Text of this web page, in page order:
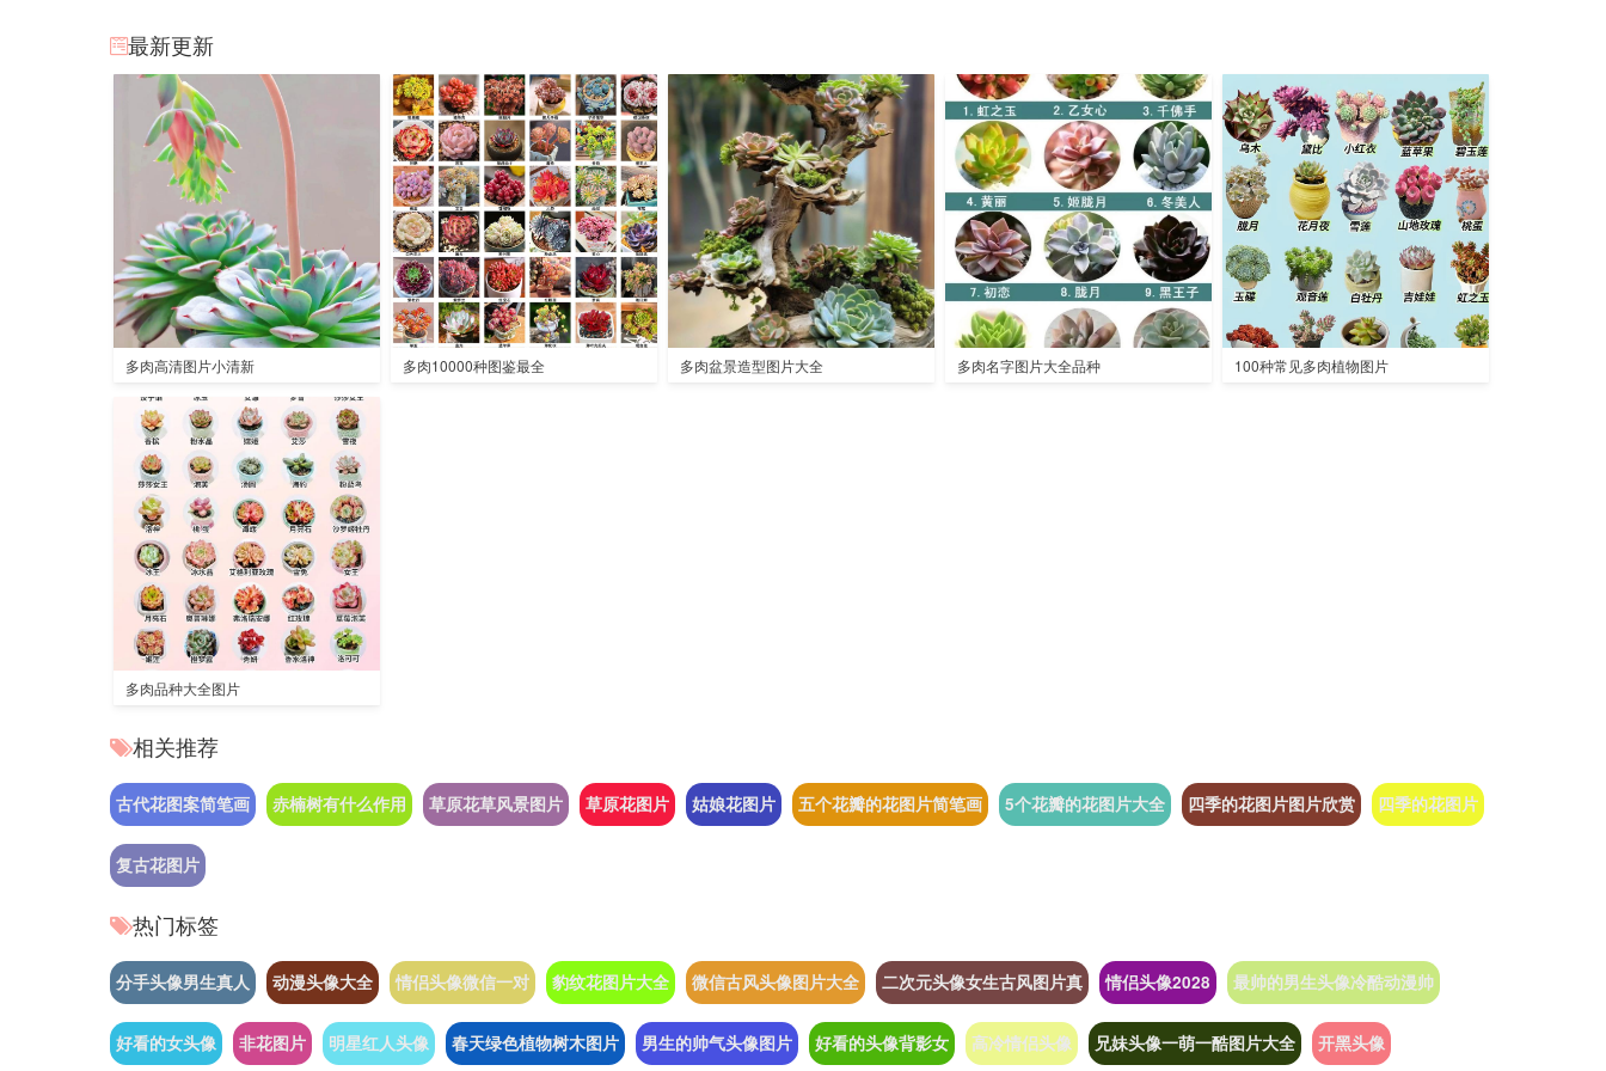
最新更新
多肉高清图片小清新 多肉10000种图鉴最全 多肉盆景造型图片大全 多肉名字图片大全品种 100种常见多肉植物图片
多肉品种大全图片
相关推荐
古代花图案简笔画 赤楠树有什么作用 草原花草风景图片 草原花图片 姑娘花图片 五个花瓣的花图片简笔画 5个花瓣的花图片大全 四季的花图片图片欣赏 四季的花图片
复古花图片
热门标签
分手头像男生真人 动漫头像大全 情侣头像微信一对 豹纹花图片大全 微信古风头像图片大全 二次元头像女生古风图片真 情侣头像2028 最帅的男生头像冷酷动漫帅
好看的女头像 非花图片 明星红人头像 春天绿色植物树木图片 男生的帅气头像图片 好看的头像背影女 高冷情侣头像 兄妹头像一萌一酷图片大全 开黑头像